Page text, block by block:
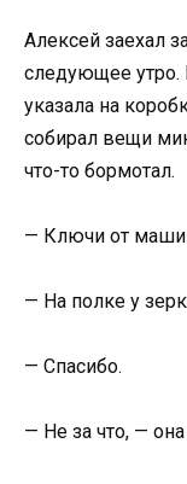
Алексей заехал
следующее
указала на
собирал вещи
что-то бормотал.
— Ключи от
— На полке у
— Спасибо.
— Не за что, —